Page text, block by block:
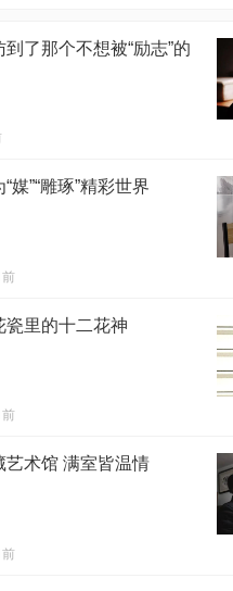
了那个不想被“励志”的
媒”“雕琢”精彩世界
瓷里的十二花神
艺术馆 满室皆温情